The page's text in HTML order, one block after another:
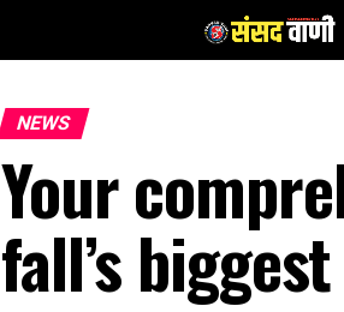
NEWS
Your
fall’s